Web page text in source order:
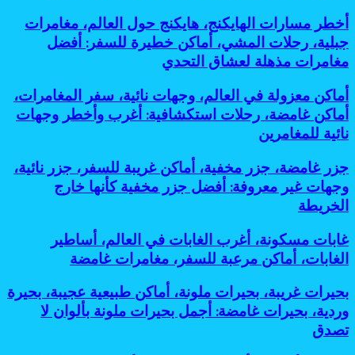
تاريخية،
حضارات
قديمة،
سياحة
أثرية،
مدن
مخفية،
مساكن
جوفية،
آثار
الأرض:
أسرار
مذهلة
قديمة
مخفية
تحت
أخطر
مسارات
الهايكنج،
هايكنج
حول
العالم،
مغامرات
جبلية،
رحلات
أماكن
خطيرة
للسفر:
أفضل
مغامرات
مذهلة
لعشاق
أخطر مسارات الهايكنج، هايكنج حول العالم، مغامرات
جبلية، رحلات المشي، أماكن خطيرة للسفر: أفضل
مغامرات مذهلة لعشاق التحدي
أماكن
معزولة
في
العالم،
نائية،
سفر
المغامرات،
أماكن
رحلات
استكشافية:
وأخطر
وجهات
نائية
للمغامرين
أماكن معزولة في العالم، وجهات نائية، سفر المغامرات،
أماكن غامضة، رحلات استكشافية: أغرب وأخطر وجهات
نائية للمغامرين
جزر
غامضة،
جزر
مخفية،
غريبة
للسفر،
جزر
وجهات
غير
معروفة:
جزر غامضة، جزر مخفية، أماكن غريبة للسفر، جزر نائية،
وجهات غير معروفة: أفضل جزر مخفية كأنها خارج
الخريطة
غابات
مسكونة،
أغرب
الغابات
في
العالم،
أساطير
الغابات،
غابات مسكونة، أغرب الغابات في العالم، أساطير
الغابات، أماكن مرعبة للسفر، مغامرات غامضة
بحيرات
غريبة،
بحيرات
ملونة،
بحيرات غريبة، بحيرات ملونة، أماكن طبيعية عجيبة، بحيرة
وردية، بحيرات غامضة: أجمل بحيرات ملونة بألوان لا
تصدق